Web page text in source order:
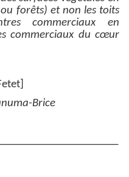
forêts) et non les toits
commerciaux en
commerciaux du cœur
Brice